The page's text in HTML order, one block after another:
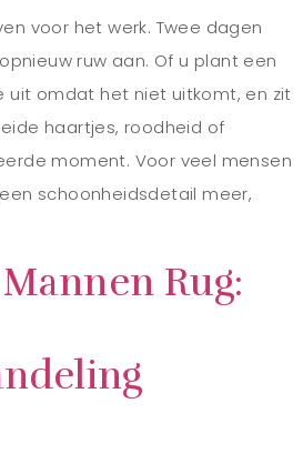
voor het werk. Twee dagen
ruw aan. Of u plant een
uit omdat het niet uitkomt, en zit
haartjes, roodheid of
moment. Voor veel mensen
schoonheidsdetail meer,
Rug: